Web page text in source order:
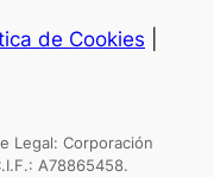
de Cookies
Legal: Corporación
A78865458.